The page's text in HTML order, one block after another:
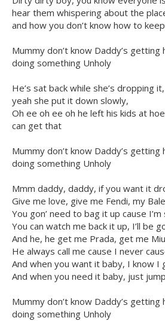
hear them whispering about the
and how you don’t know how to
Mummy don’t know Daddy’s
doing something Unholy
He’s sat back while she’s dropping
yeah she put it down slowly,
Oh ee oh ee oh he left his kids at
can get that
Mummy don’t know Daddy’s
doing something Unholy
Mmm daddy, daddy, if you want it
Give me love, give me Fendi, my
You gon’ need to bag it up cause
You can watch me back it up, I’ll be
And he, he get me Prada, get me
He always call me cause I never
And when you want it baby, I know I
And when you need it baby, just
Mummy don’t know Daddy’s
doing something Unholy